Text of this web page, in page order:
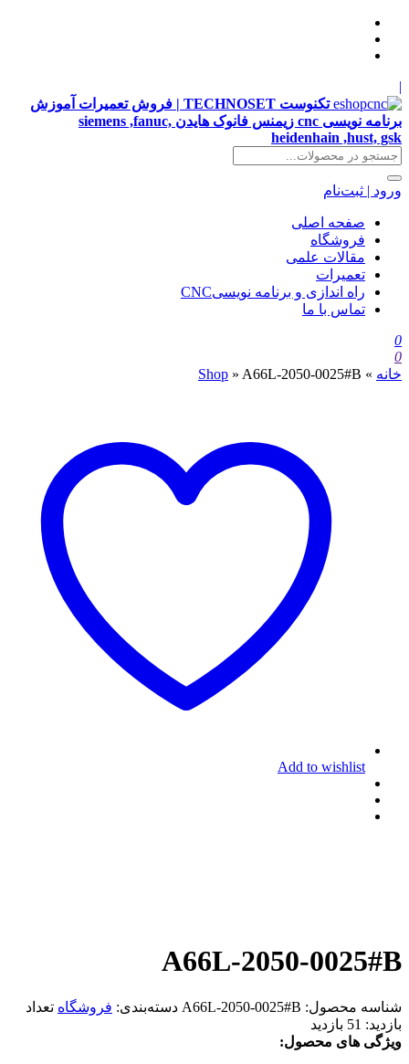
|
تکنوست TECHNOSET | فروش تعمیرات آموزش
برنامه نویسی cnc زیمنس فانوک هایدن siemens ,fanuc,
heidenhain ,hust, gsk
ورود | ثبت‌نام
صفحه اصلی
فروشگاه
مقالات علمی
تعمیرات
راه اندازی و برنامه نویسیCNC
تماس با ما
0
0
خانه »
Shop » A66L-2050-0025#B
Add to wishlist
A66L-2050-0025#B
شناسه محصول: A66L-2050-0025#B دسته‌بندی: فروشگاه تعداد
بازدید: 51 بازدید
ویژگی های محصول: